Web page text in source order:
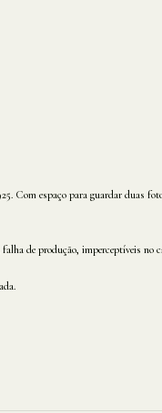
Com espaço para guardar duas
de produção, imperceptíveis